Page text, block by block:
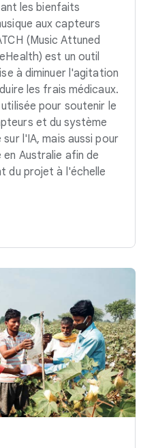
les bienfaits
aux capteurs
(Music Attuned
est un outil
à diminuer l'agitation
les frais médicaux.
pour soutenir le
et du système
l'IA, mais aussi pour
Australie afin de
du projet à l'échelle